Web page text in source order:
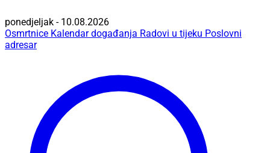
ponedjeljak - 10.08.2026
Osmrtnice Kalendar događanja Radovi u tijeku Poslovni
adresar